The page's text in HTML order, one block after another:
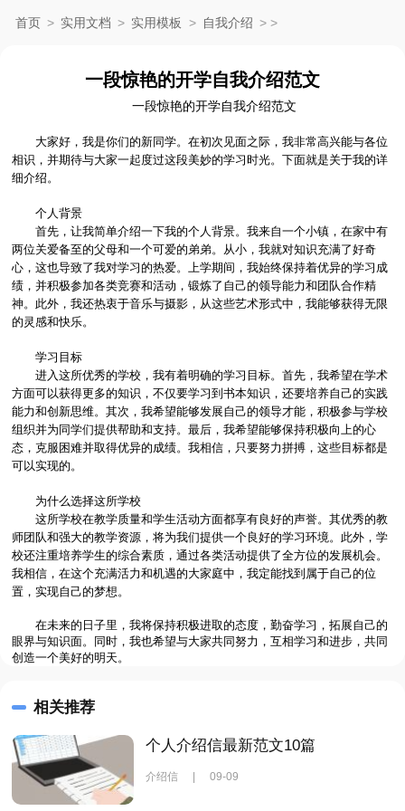
首页 > 实用文档 > 实用模板 > 自我介绍 > >
一段惊艳的开学自我介绍范文
一段惊艳的开学自我介绍范文
大家好，我是你们的新同学。在初次见面之际，我非常高兴能与各位
相识，并期待与大家一起度过这段美妙的学习时光。下面就是关于我的详
细介绍。
个人背景
首先，让我简单介绍一下我的个人背景。我来自一个小镇，在家中有
两位关爱备至的父母和一个可爱的弟弟。从小，我就对知识充满了好奇
心，这也导致了我对学习的热爱。上学期间，我始终保持着优异的学习成
绩，并积极参加各类竞赛和活动，锻炼了自己的领导能力和团队合作精
神。此外，我还热衷于音乐与摄影，从这些艺术形式中，我能够获得无限
的灵感和快乐。
学习目标
进入这所优秀的学校，我有着明确的学习目标。首先，我希望在学术
方面可以获得更多的知识，不仅要学习到书本知识，还要培养自己的实践
能力和创新思维。其次，我希望能够发展自己的领导才能，积极参与学校
组织并为同学们提供帮助和支持。最后，我希望能够保持积极向上的心
态，克服困难并取得优异的成绩。我相信，只要努力拼搏，这些目标都是
可以实现的。
为什么选择这所学校
这所学校在教学质量和学生活动方面都享有良好的声誉。其优秀的教
师团队和强大的教学资源，将为我们提供一个良好的学习环境。此外，学
校还注重培养学生的综合素质，通过各类活动提供了全方位的发展机会。
我相信，在这个充满活力和机遇的大家庭中，我定能找到属于自己的位
置，实现自己的梦想。
在未来的日子里，我将保持积极进取的态度，勤奋学习，拓展自己的
眼界与知识面。同时，我也希望与大家共同努力，互相学习和进步，共同
创造一个美好的明天。
相关推荐
个人介绍信最新范文10篇
介绍信 09-09